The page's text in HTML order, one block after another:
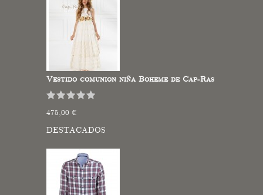
Vestido comunion niña Boheme de Cap-Ras
475,00 €
DESTACADOS